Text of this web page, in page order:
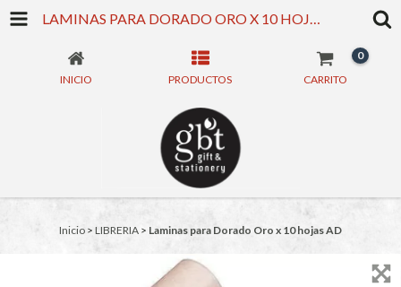
LAMINAS PARA DORADO ORO X 10 HOJAS AD
INICIO PRODUCTOS CARRITO
0
Inicio > LIBRERIA > Laminas para Dorado Oro x 10 hojas AD